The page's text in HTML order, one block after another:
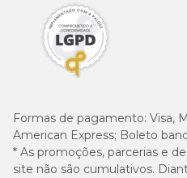
Formas de pagamento: Visa,
American Express; Boleto
* As promoções, parcerias e
site não são cumulativos.